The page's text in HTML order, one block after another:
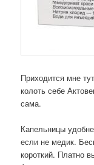
Приходится мне
колоть себе
сама.
Капельницы
если не медик.
короткий. Платно